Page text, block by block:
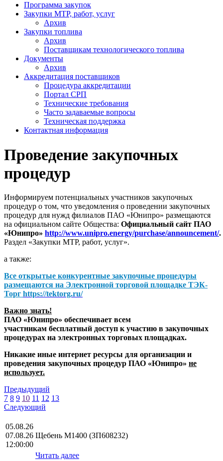
Программа закупок
Закупки МТР, работ, услуг
Архив
Закупки топлива
Архив
Поставщикам технологического топлива
Документы
Архив
Аккредитация поставщиков
Процедура аккредитации
Портал СРП
Технические требования
Часто задаваемые вопросы
Техническая поддержка
Контактная информация
Проведение закупочных
процедур
Информируем потенциальных участников закупочных
процедур о том, что уведомления о проведении закупочных
процедур для нужд филиалов ПАО «Юнипро» размещаются
на официальном сайте Общества: Официальный сайт ПАО
«Юнипро» http://www.unipro.energy/purchase/announcement/.
Раздел «Закупки МТР, работ, услуг».
а также:
Все открытые конкурентные закупочные процедуры
размещаются на Электронной торговой площадке ТЭК-
Торг https://tektorg.ru/
Важно знать!
ПАО «Юнипро» обеспечивает всем
участникам бесплатный доступ к участию в закупочных
процедурах на электронных торговых площадках.
Никакие иные интернет ресурсы для организации и
проведения закупочных процедур ПАО «Юнипро» не
использует.
Предыдущий
7 8 9 10 11 12 13
Следующий
05.08.26
07.08.26
12:00:00
Щебень М1400 (ЗП608232)
Читать далее